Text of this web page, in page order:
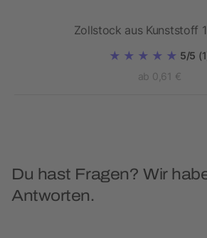
Zollstock aus Kunststoff
5/5
ab 0,61 €
Du hast Fragen? Wir
Antworten.